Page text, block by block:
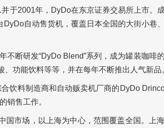
于2001年，DyDo在东京证券交易所上市。
自动售货机，覆盖日本全国的大街小巷
断研发“DyDo Blend”系列，成为罐装咖啡
功能饮料等等，并在每年不断推出人气新品
饮料制造商和自动贩卖机厂商的DyDo
销售工作。
国市场，以上海为中心，范围覆盖全国。上